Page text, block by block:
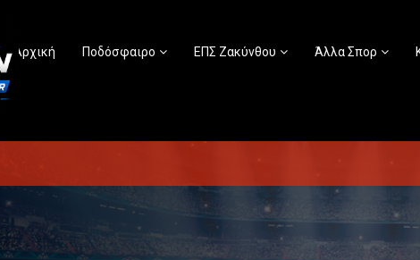
Αρχική Ποδόσφαιρο ΕΠΣ Ζακύνθου Άλλα Σπορ